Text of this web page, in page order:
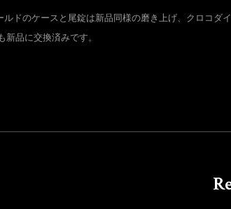
ルドのケースと尾錠は新品同様の磨き上げ、クロコダイ
新品に交換済みです。